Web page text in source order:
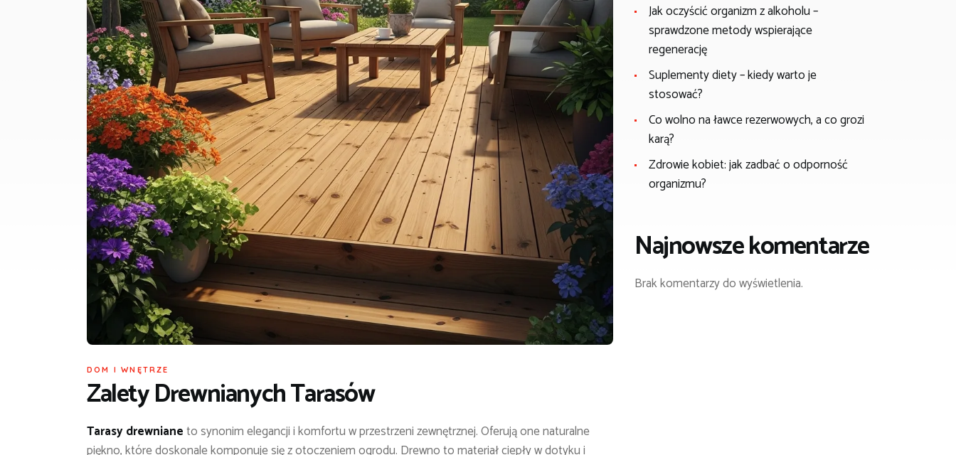
DOM I WNĘTRZE
Zalety Drewnianych Tarasów
Tarasy drewnianeto synonim elegancji i komfortu w przestrzeni zewnętrznej. Oferują one naturalne
piękno, które doskonale komponuje się z otoczeniem ogrodu. Drewno to materiał ciepły w dotyku i
Jak oczyścić organizm z alkoholu –
sprawdzone metody wspierające
regenerację
Suplementy diety – kiedy warto je
stosować?
Co wolno na ławce rezerwowych, a co grozi
karą?
Zdrowie kobiet: jak zadbać o odporność
organizmu?
Najnowsze komentarze
Brak komentarzy do wyświetlenia.